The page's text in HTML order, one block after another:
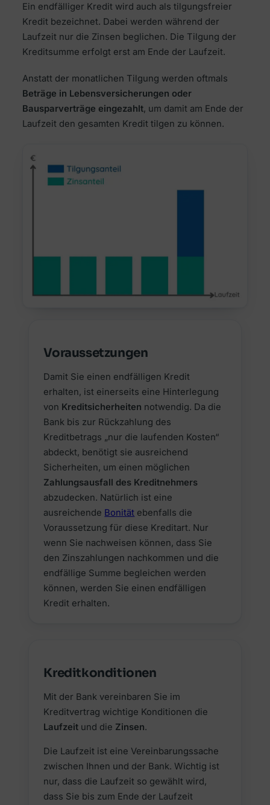
Ein endfälliger Kredit wird auch als tilgungsfreier
Kredit bezeichnet. Dabei werden während der
Laufzeit nur die Zinsen beglichen. Die Tilgung der
Kreditsumme erfolgt erst am Ende der Laufzeit.
Anstatt der monatlichen Tilgung werden oftmals
Beträge in Lebensversicherungen oder
Bausparverträge eingezahlt, um damit am Ende der
Laufzeit den gesamten Kredit tilgen zu können.
Voraussetzungen
Damit Sie einen endfälligen Kredit
erhalten, ist einerseits eine Hinterlegung
von Kreditsicherheiten notwendig. Da die
Bank bis zur Rückzahlung des
Kreditbetrags „nur die laufenden Kosten“
abdeckt, benötigt sie ausreichend
Sicherheiten, um einen möglichen
Zahlungsausfall des Kreditnehmers
abzudecken. Natürlich ist eine
ausreichende Bonität ebenfalls die
Voraussetzung für diese Kreditart. Nur
wenn Sie nachweisen können, dass Sie
den Zinszahlungen nachkommen und die
endfällige Summe begleichen werden
können, werden Sie einen endfälligen
Kredit erhalten.
Kreditkonditionen
Mit der Bank vereinbaren Sie im
Kreditvertrag wichtige Konditionen die
Laufzeit und die Zinsen.
Die Laufzeit ist eine Vereinbarungssache
zwischen Ihnen und der Bank. Wichtig ist
nur, dass die Laufzeit so gewählt wird,
dass Sie bis zum Ende der Laufzeit